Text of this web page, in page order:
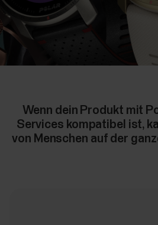
Wenn dein Produkt mit
Services kompatibel ist,
von Menschen auf der